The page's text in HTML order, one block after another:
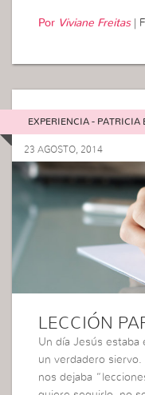
Por Viviane Freitas|
EXPERIENCIA - PATRICIA
23 AGOSTO, 2014
LECCIÓN
Un día Jesús estaba
un verdadero
nos dejaba